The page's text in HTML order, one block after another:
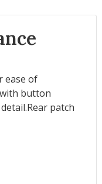
ease of
button
patch